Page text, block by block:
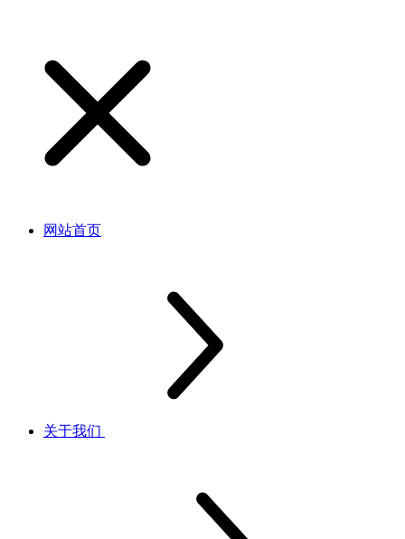
网站首页
关于我们